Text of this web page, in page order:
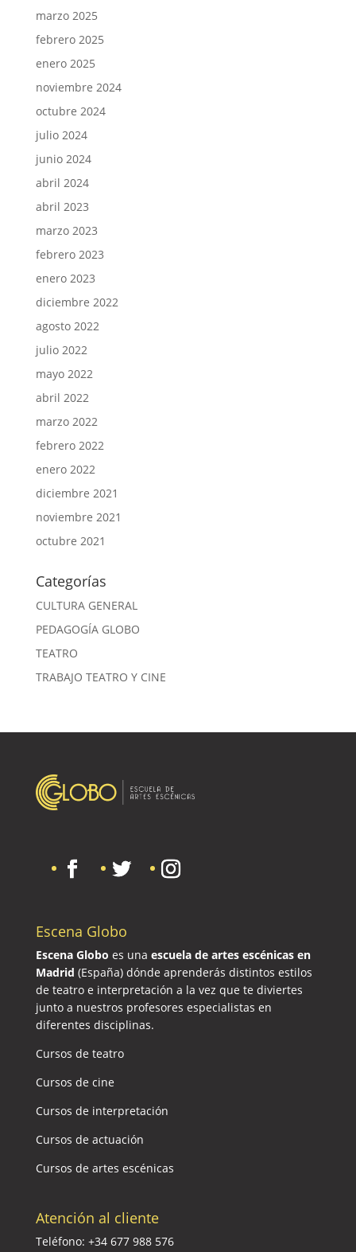
marzo 2025
febrero 2025
enero 2025
noviembre 2024
octubre 2024
julio 2024
junio 2024
abril 2024
abril 2023
marzo 2023
febrero 2023
enero 2023
diciembre 2022
agosto 2022
julio 2022
mayo 2022
abril 2022
marzo 2022
febrero 2022
enero 2022
diciembre 2021
noviembre 2021
octubre 2021
Categorías
CULTURA GENERAL
PEDAGOGÍA GLOBO
TEATRO
TRABAJO TEATRO Y CINE
Escena Globo
Escena Globo es una escuela de artes escénicas en
Madrid (España) dónde aprenderás distintos estilos
de teatro e interpretación a la vez que te diviertes
junto a nuestros profesores especialistas en
diferentes disciplinas.
Cursos de teatro
Cursos de cine
Cursos de interpretación
Cursos de actuación
Cursos de artes escénicas
Atención al cliente
Teléfono: +34 677 988 576